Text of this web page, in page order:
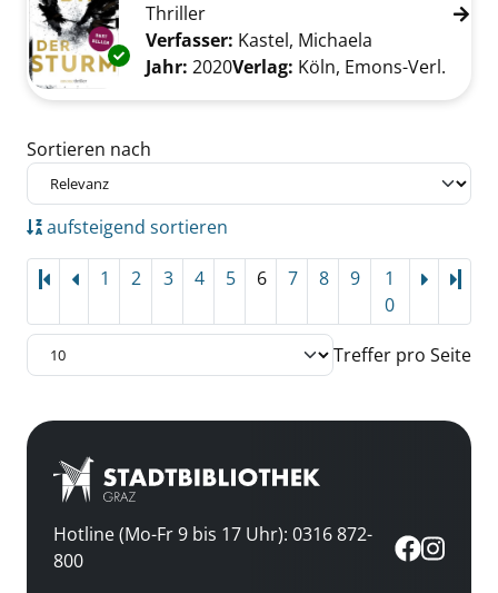
Exemplar-Details von Ich bin der Sturm
Thriller
Verfasser: Kastel, Michaela
Jahr: 2020Verlag: Köln, Emons-Verl.
Zu den Suchfiltern springen
Sortieren nach
aufsteigend sortieren
1 2 3 4 5 6 7 8 9
1
0
Treffer pro Seite
Hotline (Mo-Fr 9 bis 17 Uhr): 0316 872-
800